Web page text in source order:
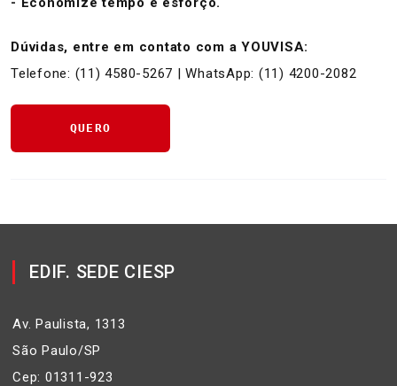
Dúvidas, entre em contato com a YOUVISA:
Telefone: (11) 4580-5267 | WhatsApp: (11) 4200-2082
QUERO
EDIF. SEDE CIESP
Av. Paulista, 1313
São Paulo/SP
Cep: 01311-923